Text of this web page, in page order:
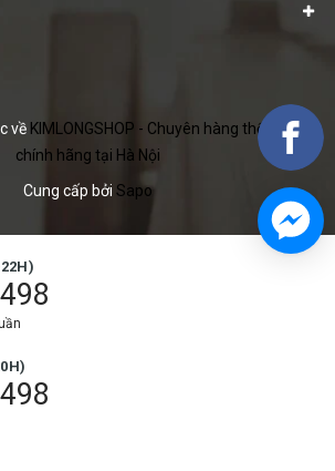
về KIMLONGSHOP - Chuyên hàng thể thao
chính hãng tại Hà Nội
Cung cấp bởi Sapo